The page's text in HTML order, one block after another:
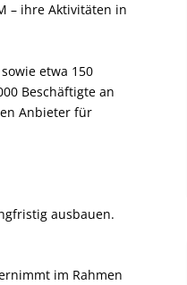
– ihre Aktivitäten in
etwa 150
Beschäftigte an
Anbieter für
ausbauen.
im Rahmen